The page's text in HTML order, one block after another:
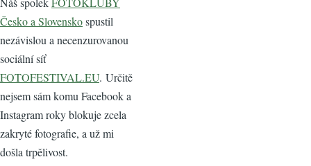
Česko a Slovenskospustil
nezávislou a necenzurovanou
sociální síť
FOTOFESTIVAL.EU. Určitě
nejsem sám komu Facebook a
Instagram roky blokuje zcela
zakryté fotografie, a už mi
došla trpělivost.